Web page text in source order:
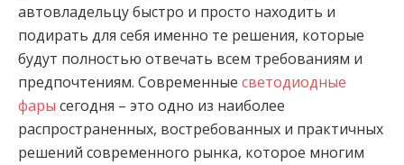
автовладельцу быстро и просто находить и
подирать для себя именно те решения, которые
будут полностью отвечать всем требованиям и
предпочтениям. Современные светодиодные
фары сегодня – это одно из наиболее
распространенных, востребованных и практичных
решений современного рынка, которое многим